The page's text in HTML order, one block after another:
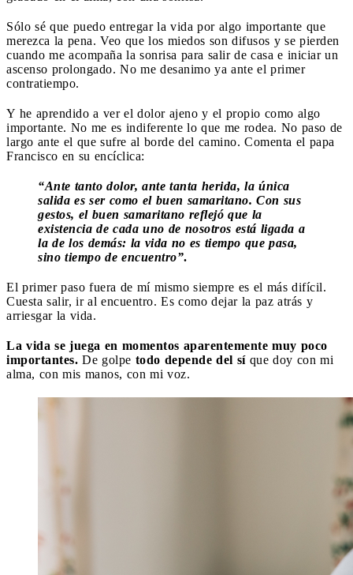
Sólo sé que puedo entregar la vida por algo importante que
merezca la pena. Veo que los miedos son difusos y se pierden
cuando me acompaña la sonrisa para salir de casa e iniciar un
ascenso prolongado. No me desanimo ya ante el primer
contratiempo.
Y he aprendido a ver el dolor ajeno y el propio como algo
importante. No me es indiferente lo que me rodea. No paso de
largo ante el que sufre al borde del camino. Comenta el papa
Francisco en su encíclica:
“Ante tanto dolor, ante tanta herida, la única
salida es ser como el buen samaritano. Con sus
gestos, el buen samaritano reflejó que la
existencia de cada uno de nosotros está ligada a
la de los demás: la vida no es tiempo que pasa,
sino tiempo de encuentro”.
El primer paso fuera de mí mismo siempre es el más difícil.
Cuesta salir, ir al encuentro. Es como dejar la paz atrás y
arriesgar la vida.
La vida se juega en momentos aparentemente muy poco
importantes. De golpe todo depende del síque doy con mi
alma, con mis manos, con mi voz.